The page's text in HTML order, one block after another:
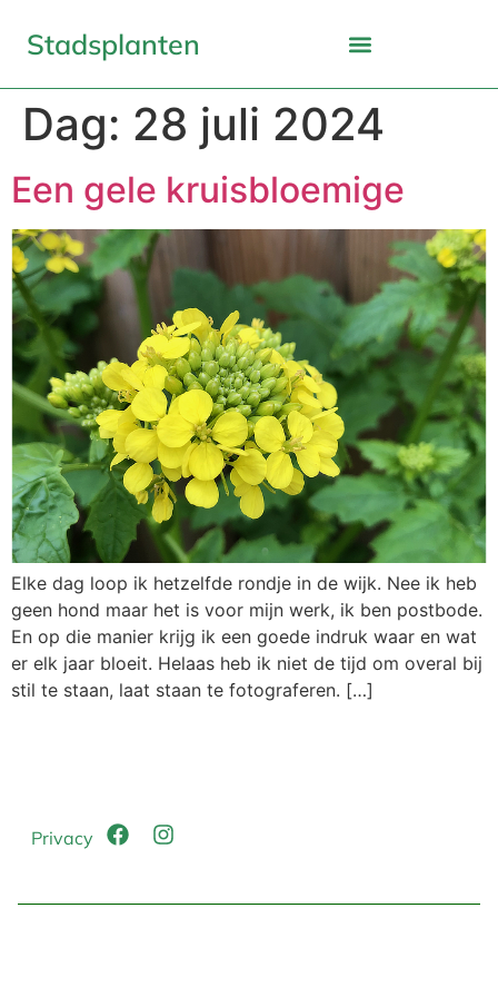
Stadsplanten
Dag: 28 juli 2024
Een gele kruisbloemige
Elke dag loop ik hetzelfde rondje in de wijk. Nee ik heb
geen hond maar het is voor mijn werk, ik ben postbode.
En op die manier krijg ik een goede indruk waar en wat
er elk jaar bloeit. Helaas heb ik niet de tijd om overal bij
stil te staan, laat staan te fotograferen. […]
Privacy